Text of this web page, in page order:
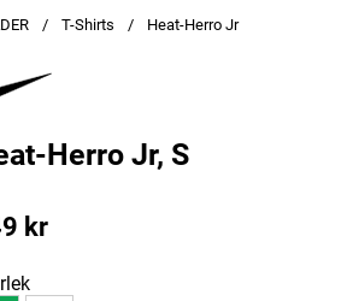
T-Shirts Heat-Herro Jr
Herro Jr, S
kr